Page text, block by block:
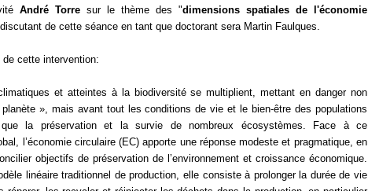
André Torre sur le thème des "dimensions spatiales de l'économie
de cette séance en tant que doctorant sera Martin Faulques.
cette intervention:
et atteintes à la biodiversité se multiplient, mettant en danger non
», mais avant tout les conditions de vie et le bien-être des populations
la préservation et la survie de nombreux écosystèmes. Face à ce
l’économie circulaire (EC) apporte une réponse modeste et pragmatique, en
objectifs de préservation de l’environnement et croissance économique.
linéaire traditionnel de production, elle consiste à prolonger la durée de vie